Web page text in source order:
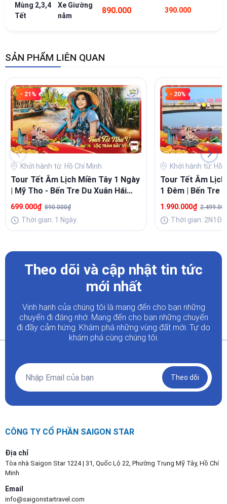
Mùng 2,3,4
Tết
Xe Giường
nằm
890.000 390.000
SẢN PHẨM LIÊN QUAN
- 21%
Khởi hành từ: Hồ Chí Minh
Tour Tết Âm Lịch Miền Tây 1 Ngày
| Mỹ Tho - Bến Tre Du Xuân Hái
Lộc Đầu Năm
699.000₫ 890.000₫
Thời gian: 1 Ngày
- 20%
Khởi hành từ: Hồ
Tour Tết Âm
1 Đêm | Bến Tre
1.990.000₫
Thời gian: 2N1Đ
Theo dõi và cập nhật tin tức
mới nhất
Vinh hạnh của chúng tôi là mang đến cho bạn những
chuyến đi đáng nhớ. Mang đến cho bạn những chuyến
đi đầy cảm hứng. Khám phá những vùng đất mới. Tự do
khám phá cùng chúng tôi.
Theo dõi
CÔNG TY CỔ PHẦN SAIGON STAR
Địa chỉ
Tòa nhà Saigon Star 1224 | 31, Quốc Lộ 22, Phường Trung Mỹ Tây, Hồ Chí
Minh
Email
info@saigonstartravel.com